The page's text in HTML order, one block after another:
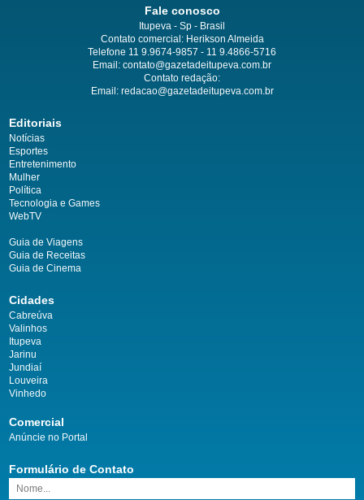
Fale conosco
Itupeva - Sp - Brasil
Contato comercial: Herikson Almeida
Telefone 11 9.9674-9857 - 11 9.4866-5716
Email: contato@gazetadeitupeva.com.br
Contato redação:
Email: redacao@gazetadeitupeva.com.br
Editoriais
Notícias
Esportes
Entretenimento
Mulher
Política
Tecnologia e Games
WebTV
Guia de Viagens
Guia de Receitas
Guia de Cinema
Cidades
Cabreúva
Valinhos
Itupeva
Jarinu
Jundiaí
Louveira
Vinhedo
Comercial
Anúncie no Portal
Formulário de Contato